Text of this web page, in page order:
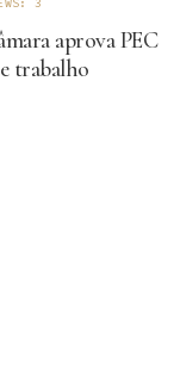
3
aprova PEC
trabalho